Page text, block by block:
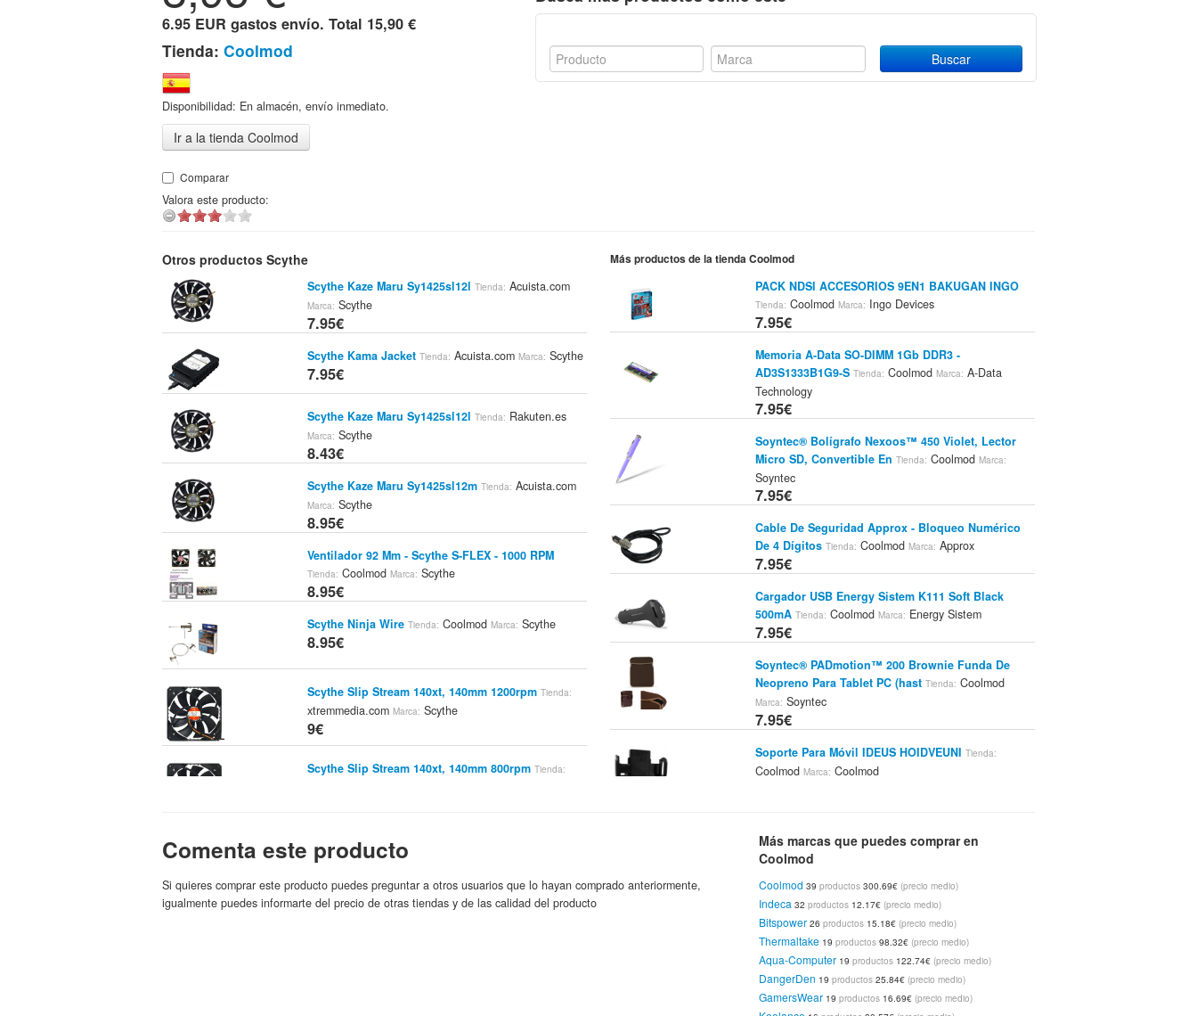
6.95 EUR gastos envío. Total 15,90 €
Tienda: Coolmod
Disponibilidad: En almacén, envío inmediato.
Ir a la tienda Coolmod
Comparar
Valora este producto:
Otros productos Scythe
Scythe Kaze Maru Sy1425sl12l Tienda: Acuista.com
Marca: Scythe
7.95€
Scythe Kama Jacket Tienda: Acuista.comMarca: Scythe
7.95€
Scythe Kaze Maru Sy1425sl12l Tienda: Rakuten.es
Marca: Scythe
8.43€
Scythe Kaze Maru Sy1425sl12m Tienda: Acuista.com
Marca: Scythe
8.95€
Ventilador 92 Mm - Scythe S-FLEX - 1000 RPM
Tienda: CoolmodMarca: Scythe
8.95€
Scythe Ninja Wire Tienda: CoolmodMarca: Scythe
8.95€
Scythe Slip Stream 140xt, 140mm 1200rpm Tienda:
xtremmedia.comMarca: Scythe
9€
Scythe Slip Stream 140xt, 140mm 800rpm Tienda:
Kit Antivibración Scythe HD Stabilizer II
4Frags.com
9.07€
Más productos de la tienda Coolmod
PACK NDSI ACCESORIOS 9EN1 BAKUGAN INGO
Tienda: Coolmod Marca: Ingo Devices
7.95€
Memoria A-Data SO-DIMM 1Gb DDR3 -
AD3S1333B1G9-S Tienda: Coolmod Marca: A-Data
Technology
7.95€
Soyntec® Bolígrafo Nexoos™ 450 Violet, Lector
Micro SD, Convertible En Tienda: Coolmod Marca:
Soyntec
7.95€
Cable De Seguridad Approx - Bloqueo Numérico
De 4 Dígitos Tienda: Coolmod Marca: Approx
7.95€
Cargador USB Energy Sistem K111 Soft Black
500mA Tienda: Coolmod Marca: Energy Sistem
7.95€
Soyntec® PADmotion™ 200 Brownie Funda De
Neopreno Para Tablet PC (hast Tienda: Coolmod
Marca: Soyntec
7.95€
Soporte Para Móvil IDEUS HOIDVEUNI Tienda:
Coolmod Marca: Coolmod
(High Flow) Tienda:CoolmodMarca:Koolance
7.95€
Adaptador BlueTooh Premium Technology BLUET-
001 Tienda:CoolmodMarca:Premium Technology
7.95€
Pendrive USB A-Data S805 4Gb - Mosquetón Rojo
Tienda:CoolmodMarca:A-Data Technology
8.95€
Comenta este producto
Si quieres comprar este producto puedes preguntar a otros usuarios que lo hayan comprado anteriormente,
igualmente puedes informarte del precio de otras tiendas y de las calidad del producto
Más marcas que puedes comprar en
Coolmod
Coolmod 39productos 300.69€ (precio medio)
Indeca 32productos 12.17€ (precio medio)
Bitspower 26productos 15.18€ (precio medio)
Thermaltake 19productos 98.32€ (precio medio)
Aqua-Computer 19productos 122.74€ (precio medio)
DangerDen 19productos 25.84€ (precio medio)
GamersWear 19productos 16.69€ (precio medio)